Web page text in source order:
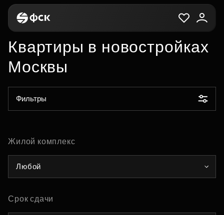
Квартиры в новостройках
Москвы
Фильтры
Жилой комплекс
Любой
Срок сдачи